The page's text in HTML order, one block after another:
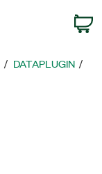
DATAPLUGIN